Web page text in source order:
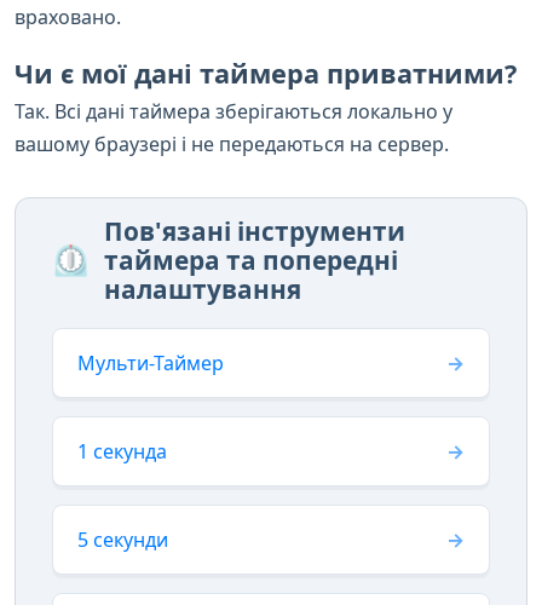
враховано.
Чи є мої дані таймера приватними?
Так. Всі дані таймера зберігаються локально у
вашому браузері і не передаються на сервер.
⏲️
Пов'язані інструменти
таймера та попередні
налаштування
Мульти-Таймер
1 секунда
5 секунди